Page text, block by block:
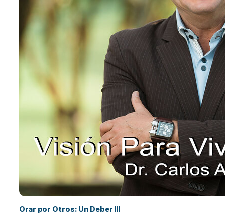
Orar por Otros: Un Deber III